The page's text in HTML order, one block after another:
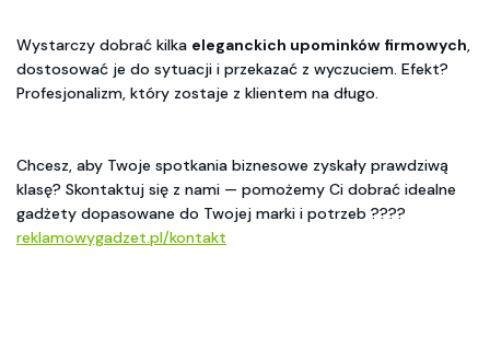
Wystarczy dobrać kilka eleganckich upominków firmowych,
dostosować je do sytuacji i przekazać z wyczuciem. Efekt?
Profesjonalizm, który zostaje z klientem na długo.
Chcesz, aby Twoje spotkania biznesowe zyskały prawdziwą
klasę? Skontaktuj się z nami — pomożemy Ci dobrać idealne
gadżety dopasowane do Twojej marki i potrzeb ????
reklamowygadzet.pl/kontakt